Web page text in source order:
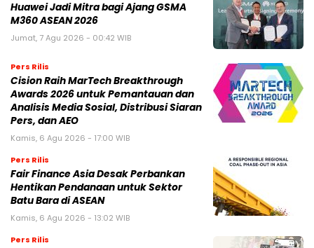
Huawei Jadi Mitra bagi Ajang GSMA
M360 ASEAN 2026
Jumat, 7 Agu 2026 - 00:42 WIB
Pers Rilis
Cision Raih MarTech Breakthrough
Awards 2026 untuk Pemantauan dan
Analisis Media Sosial, Distribusi Siaran
Pers, dan AEO
Kamis, 6 Agu 2026 - 17:00 WIB
Pers Rilis
Fair Finance Asia Desak Perbankan
Hentikan Pendanaan untuk Sektor
Batu Bara di ASEAN
Kamis, 6 Agu 2026 - 13:02 WIB
Pers Rilis